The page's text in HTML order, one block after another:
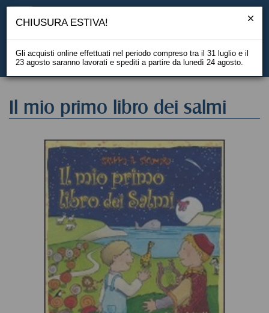
EN
Il mio primo libro dei salmi
CHIUSURA ESTIVA!
Gli acquisti online effettuati nel periodo compreso tra il 31 luglio e il
23 agosto saranno lavorati e spediti a partire da lunedì 24 agosto.